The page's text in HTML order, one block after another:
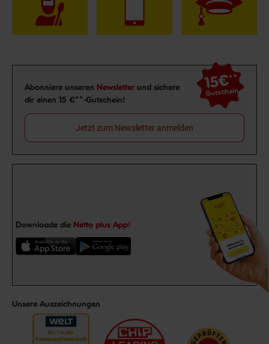
Newsletter Anmeldung
Abonniere unseren Newsletter und sichere
dir einen 15 €**-Gutschein!
15€**
Gutschein
Jetzt zum Newsletter anmelden
Downloade die Netto plus App!
Unsere Auszeichnungen